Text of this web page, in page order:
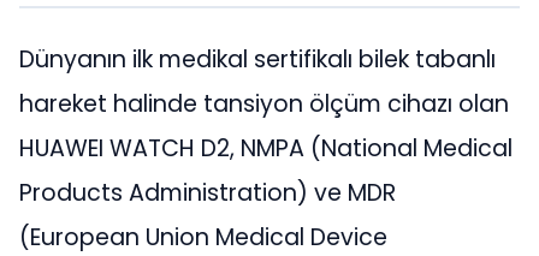
Dünyanın ilk medikal sertifikalı bilek tabanlı
hareket halinde tansiyon ölçüm cihazı olan
HUAWEI WATCH D2, NMPA (National Medical
Products Administration) ve MDR
(European Union Medical Device